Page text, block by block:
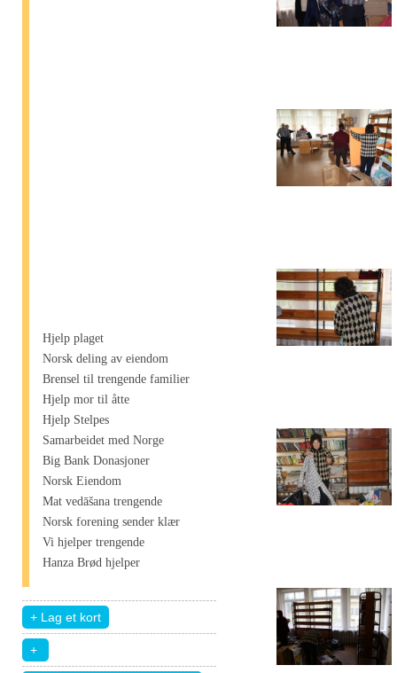
Hjelp plaget
Norsk deling av eiendom
Brensel til trengende familier
Hjelp mor til åtte
Hjelp Stelpes
Samarbeidet med Norge
Big Bank Donasjoner
Norsk Eiendom
Mat vedāšana trengende
Norsk forening sender klær
Vi hjelper trengende
Hanza Brød hjelper